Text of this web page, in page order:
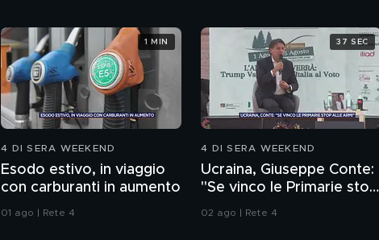
4 DI SERA WEEKEND
Esodo estivo, in viaggio
con carburanti in aumento
01 ago | Rete 4
1 MIN
4 DI SERA WEEKEND
Ucraina, Giuseppe Conte:
"Se vinco le Primarie stop
alle armi"
02 ago | Rete 4
37 SEC